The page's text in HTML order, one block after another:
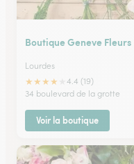
Boutique Geneve Fleurs
Lourdes
★★★★
4.4 (19)
34 boulevard de la grotte
Voir la boutique